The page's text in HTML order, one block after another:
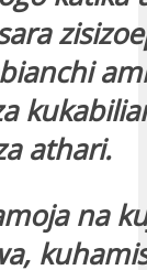
athari.
na